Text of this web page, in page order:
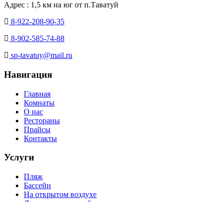
Адрес : 1,5 км на юг от п.Таватуй
8-922-208-90-35
8-902-585-74-88
sp-tavatuy@mail.ru
Навигация
Главная
Комнаты
О нас
Рестораны
Прайсы
Контакты
Услуги
Пляж
Бассейн
На открытом воздухе